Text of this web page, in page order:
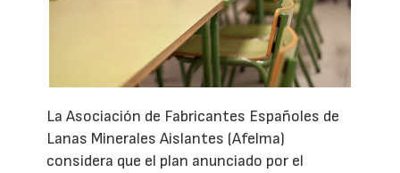
La Asociación de Fabricantes Españoles de
Lanas Minerales Aislantes (Afelma)
considera que el plan anunciado por el